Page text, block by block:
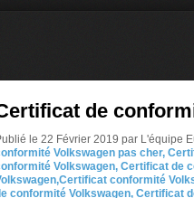
de
le 22 Février 2019 par L'équipe
Volkswagen pas cher,
Volkswagen, Certificat de
conformité
conformité Volkswagen, Certificat